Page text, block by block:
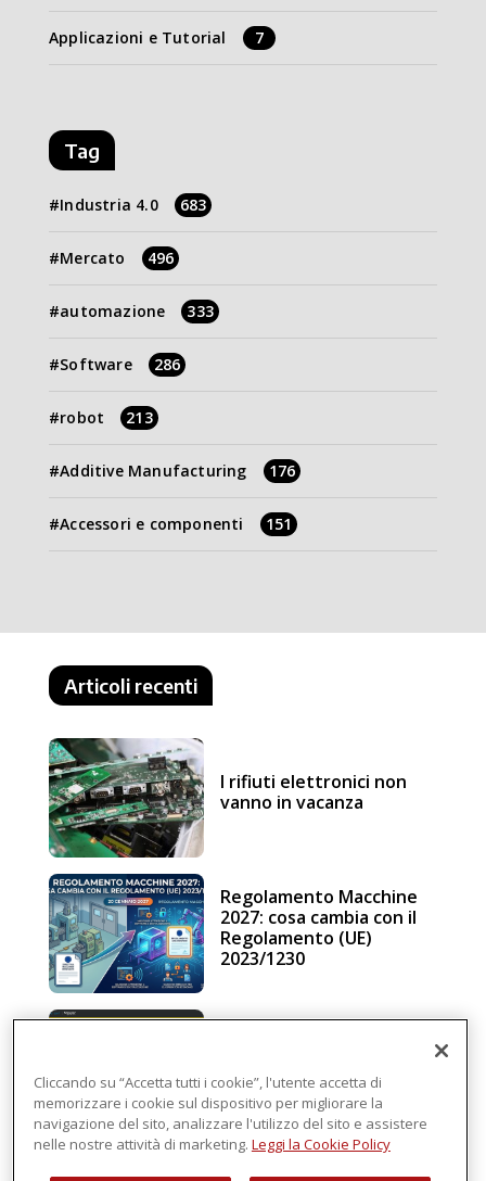
Applicazioni e Tutorial 7
Tag
Industria 4.0 683
Mercato 496
automazione 333
Software 286
robot 213
Additive Manufacturing 176
Accessori e componenti 151
Articoli recenti
I rifiuti elettronici non
vanno in vacanza
Regolamento Macchine
2027: cosa cambia con il
Regolamento (UE)
2023/1230
intelligenza in cloud
Cliccando su “Accetta tutti i cookie”, l'utente accetta di
memorizzare i cookie sul dispositivo per migliorare la
navigazione del sito, analizzare l'utilizzo del sito e assistere
nelle nostre attività di marketing. Leggi la Cookie Policy